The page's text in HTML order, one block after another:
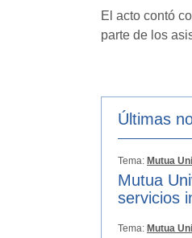
El acto contó
parte de los
Últimas
Tema: Mutua
Mutua
servicios
Tema: Mutua